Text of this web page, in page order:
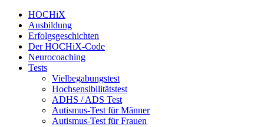
HOCHiX
Ausbildung
Erfolgsgeschichten
Der HOCHiX-Code
Neurocoaching
Tests
Vielbegabungstest
Hochsensibilitätstest
ADHS / ADS Test
Autismus-Test für Männer
Autismus-Test für Frauen